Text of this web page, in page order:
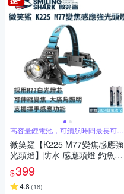
高容量鋰電池，可續航時間最長可達
12小時
微笑鯊【K225 M77變焦感應強
光頭燈】防水 感應頭燈 釣魚頭
燈 頭戴式頭燈 夜釣燈 工作燈
露營 登山 戶外照明 多功能照明
_急速配
$399
4.8 (18)